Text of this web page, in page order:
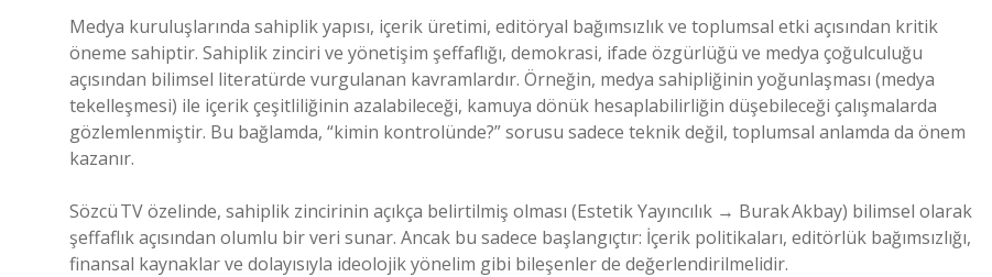
Medya kuruluşlarında sahiplik yapısı, içerik üretimi, editöryal bağımsızlık ve toplumsal etki açısından kritik
öneme sahiptir. Sahiplik zinciri ve yönetişim şeffaflığı, demokrasi, ifade özgürlüğü ve medya çoğulculuğu
açısından bilimsel literatürde vurgulanan kavramlardır. Örneğin, medya sahipliğinin yoğunlaşması (medya
tekelleşmesi) ile içerik çeşitliliğinin azalabileceği, kamuya dönük hesaplabilirliğin düşebileceği çalışmalarda
gözlemlenmiştir. Bu bağlamda, “kimin kontrolünde?” sorusu sadece teknik değil, toplumsal anlamda da önem
kazanır.
Sözcü TV özelinde, sahiplik zincirinin açıkça belirtilmiş olması (Estetik Yayıncılık → Burak Akbay) bilimsel olarak
şeffaflık açısından olumlu bir veri sunar. Ancak bu sadece başlangıçtır: İçerik politikaları, editörlük bağımsızlığı,
finansal kaynaklar ve dolayısıyla ideolojik yönelim gibi bileşenler de değerlendirilmelidir.